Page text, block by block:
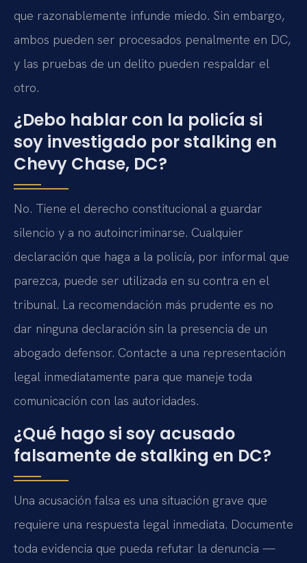
que razonablemente infunde miedo. Sin embargo,
ambos pueden ser procesados penalmente en DC,
y las pruebas de un delito pueden respaldar el
otro.
¿Debo hablar con la policía si
soy investigado por stalking en
Chevy Chase, DC?
No. Tiene el derecho constitucional a guardar
silencio y a no autoincriminarse. Cualquier
declaración que haga a la policía, por informal que
parezca, puede ser utilizada en su contra en el
tribunal. La recomendación más prudente es no
dar ninguna declaración sin la presencia de un
abogado defensor. Contacte a una representación
legal inmediatamente para que maneje toda
comunicación con las autoridades.
¿Qué hago si soy acusado
falsamente de stalking en DC?
Una acusación falsa es una situación grave que
requiere una respuesta legal inmediata. Documente
toda evidencia que pueda refutar la denuncia —